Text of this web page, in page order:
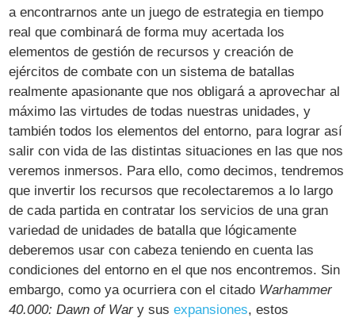
a encontrarnos ante un juego de estrategia en tiempo
real que combinará de forma muy acertada los
elementos de gestión de recursos y creación de
ejércitos de combate con un sistema de batallas
realmente apasionante que nos obligará a aprovechar al
máximo las virtudes de todas nuestras unidades, y
también todos los elementos del entorno, para lograr así
salir con vida de las distintas situaciones en las que nos
veremos inmersos. Para ello, como decimos, tendremos
que invertir los recursos que recolectaremos a lo largo
de cada partida en contratar los servicios de una gran
variedad de unidades de batalla que lógicamente
deberemos usar con cabeza teniendo en cuenta las
condiciones del entorno en el que nos encontremos. Sin
embargo, como ya ocurriera con el citado Warhammer
40.000: Dawn of Wary susexpansiones, estos